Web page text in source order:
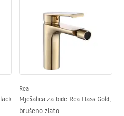
Rea
Mješalica za bide Rea Hass Gold,
brušeno zlato